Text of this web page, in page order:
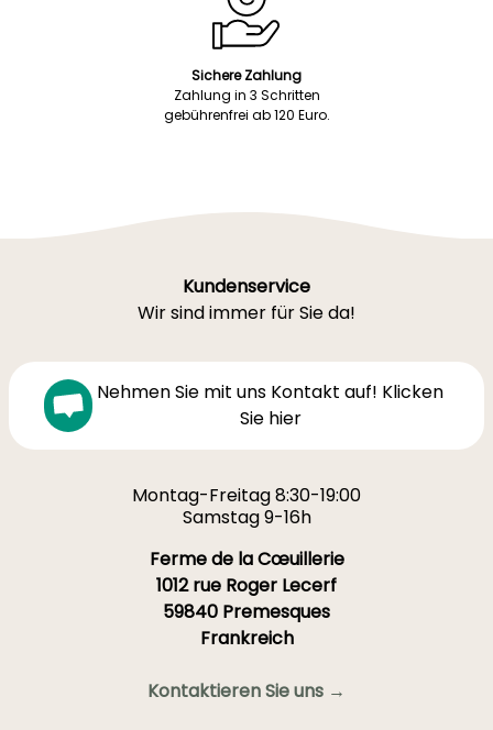
Sichere Zahlung
Zahlung in 3 Schritten
gebührenfrei ab 120 Euro.
Kundenservice
Wir sind immer für Sie da!
Nehmen Sie mit uns Kontakt auf! Klicken
Sie hier
Montag-Freitag 8:30-19:00
Samstag 9-16h
Ferme de la Cœuillerie
1012 rue Roger Lecerf
59840 Premesques
Frankreich
Kontaktieren Sie uns →